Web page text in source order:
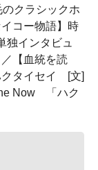
のクラシックホ
コー物語】時
インタビュ
【血統を読
タイセイ [文]
Now 「ハク